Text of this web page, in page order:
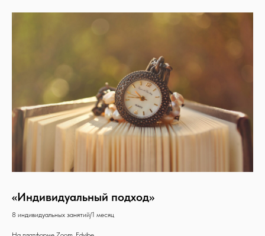
«Индивидуальный подход»
8 индивидуальных занятий/1 месяц